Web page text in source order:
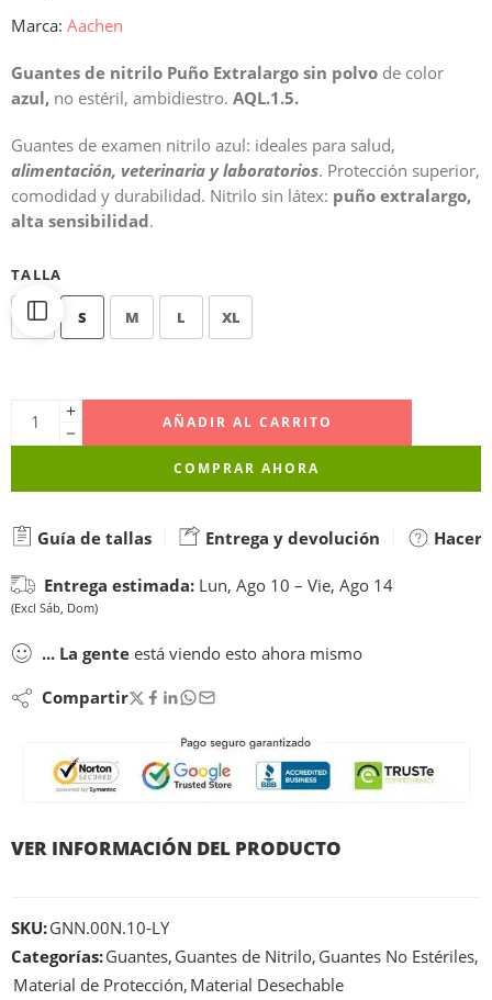
Marca: Aachen
Guantes de nitrilo Puño Extralargo sin polvo de color
azul, no estéril, ambidiestro. AQL.1.5.
Guantes de examen nitrilo azul: ideales para salud,
alimentación, veterinaria y laboratorios. Protección superior,
comodidad y durabilidad. Nitrilo sin látex: puño extralargo,
alta sensibilidad.
TALLA
XS S M L XL
AÑADIR AL CARRITO
COMPRAR AHORA
Guía de tallas Entrega y devolución Hacer
Entrega estimada: Lun, Ago 10 – Vie, Ago 14
(Excl Sáb, Dom)
... La gente está viendo esto ahora mismo
Compartir
VER INFORMACIÓN DEL PRODUCTO
SKU:GNN.00N.10-LY
Categorías:Guantes, Guantes de Nitrilo, Guantes No Estériles,
Material de Protección, Material Desechable